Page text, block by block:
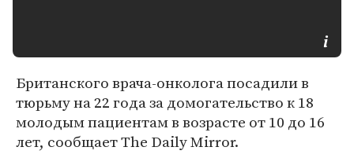
Британского врача-онколога посадили в
тюрьму на 22 года за домогательство к 18
молодым пациентам в возрасте от 10 до 16
лет, сообщает The Daily Mirror.